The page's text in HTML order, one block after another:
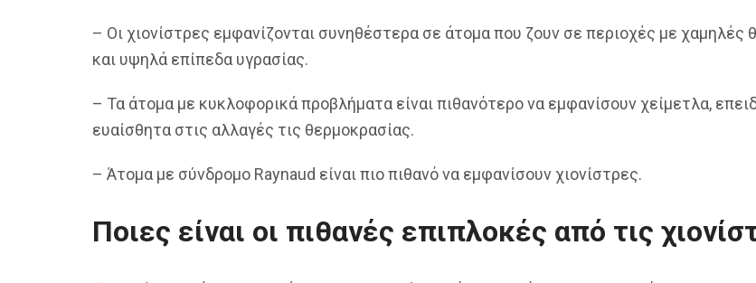
– Οι χιονίστρες εμφανίζονται συνηθέστερα σε άτομα που ζουν σε περιοχές με χαμηλές
και υψηλά επίπεδα υγρασίας.
– Τα άτομα με κυκλοφορικά προβλήματα είναι πιθανότερο να εμφανίσουν χείμετλα,
ευαίσθητα στις αλλαγές τις θερμοκρασίας.
– Άτομα με σύνδρομο Raynaud είναι πιο πιθανό να εμφανίσουν χιονίστρες.
Ποιες είναι οι πιθανές επιπλοκές από τις